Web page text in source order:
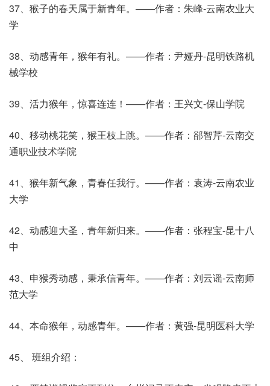
37、猴子的春天属于新青年。——作者：朱峰-云南农业大
学
38、动感青年，猴年有礼。——作者：尹娅丹-昆明铁路机
械学校
39、活力猴年，惊喜连连！——作者：王兴文-保山学院
40、移动桃花笑，猴王枝上跳。——作者：郤智芹-云南交
通职业技术学院
41、猴年新气象，青春任我行。——作者：袁涛-云南农业
大学
42、动感迎大圣，青年新归来。——作者：张程宝-昆十八
中
43、申猴秀动感，秉承信青年。——作者：刘云谣-云南师
范大学
44、本命猴年，动感青年。——作者：黄强-昆明医科大学
45、 班组介绍：